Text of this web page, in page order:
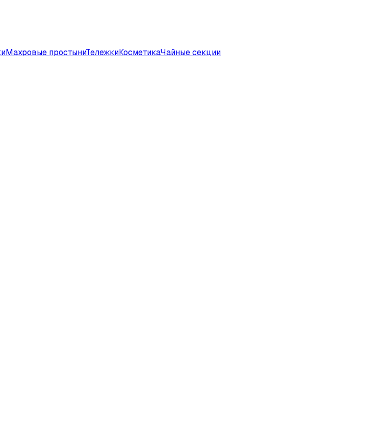
Махровые простыниТележкиКосметикаЧайные секции